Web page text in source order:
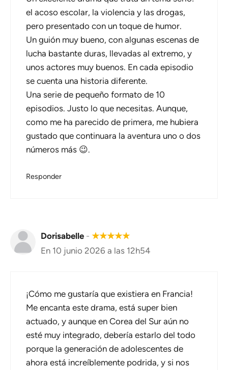
el acoso escolar, la violencia y las drogas,
pero presentado con un toque de humor.
Un guión muy bueno, con algunas escenas de
lucha bastante duras, llevadas al extremo, y
unos actores muy buenos. En cada episodio
se cuenta una historia diferente.
Una serie de pequeño formato de 10
episodios. Justo lo que necesitas. Aunque,
como me ha parecido de primera, me hubiera
gustado que continuara la aventura uno o dos
números más 😉.
Responder
Dorisabelle - ★★★★★
En 10 junio 2026 a las 12h54
¡Cómo me gustaría que existiera en Francia!
Me encanta este drama, está super bien
actuado, y aunque en Corea del Sur aún no
esté muy integrado, debería estarlo del todo
porque la generación de adolescentes de
ahora está increíblemente podrida, y si nos